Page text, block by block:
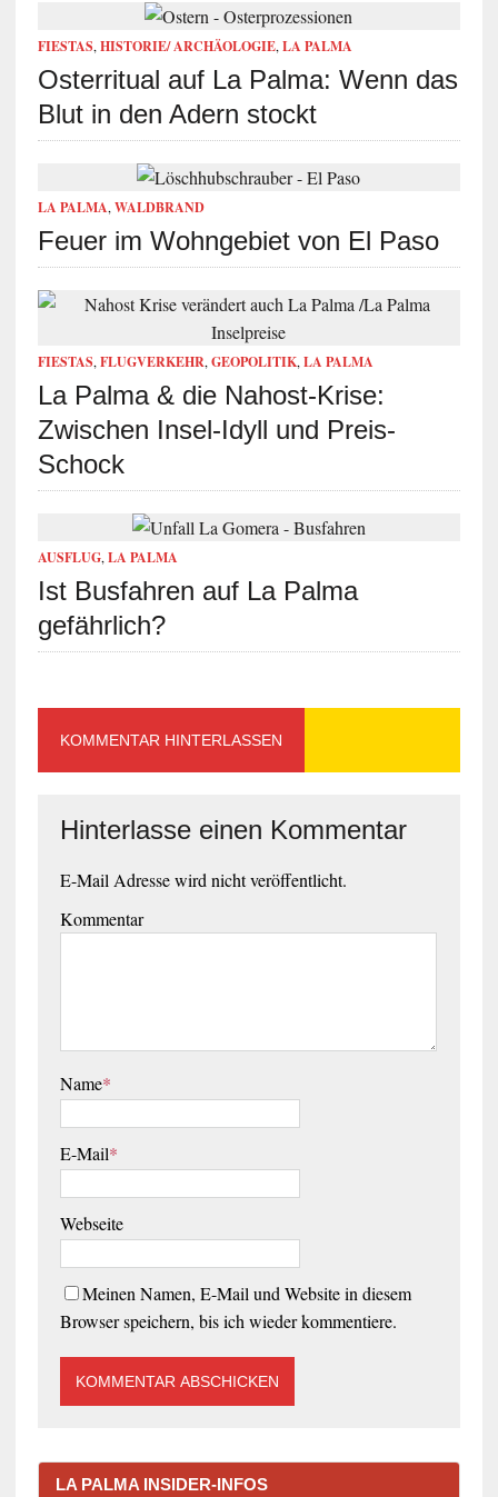
FIESTAS,HISTORIE/ ARCHÄOLOGIE,LA PALMA
Osterritual auf La Palma: Wenn das
Blut in den Adern stockt
LA PALMA,WALDBRAND
Feuer im Wohngebiet von El Paso
FIESTAS,FLUGVERKEHR,GEOPOLITIK,LA PALMA
La Palma & die Nahost-Krise:
Zwischen Insel-Idyll und Preis-
Schock
AUSFLUG,LA PALMA
Ist Busfahren auf La Palma
gefährlich?
KOMMENTAR HINTERLASSEN
Hinterlasse einen Kommentar
E-Mail Adresse wird nicht veröffentlicht.
Kommentar
Name*
E-Mail*
Webseite
Meinen Namen, E-Mail und Website in diesem
Browser speichern, bis ich wieder kommentiere.
LA PALMA INSIDER-INFOS